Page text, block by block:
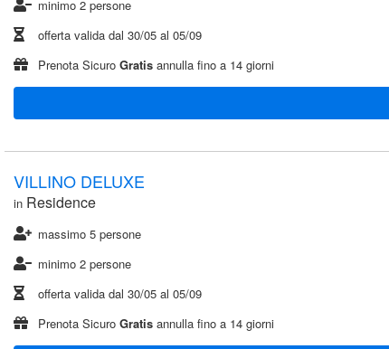
minimo 2 persone
offerta valida dal 30/05 al 05/09
Prenota Sicuro Gratis annulla fino a 14 giorni
VILLINO DELUXE
in Residence
massimo 5 persone
minimo 2 persone
offerta valida dal 30/05 al 05/09
Prenota Sicuro Gratis annulla fino a 14 giorni